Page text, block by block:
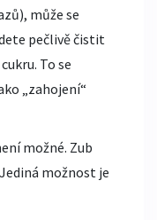
může se
pečlivě čistit
To se
„zahojení“
možné. Zub
možnost je